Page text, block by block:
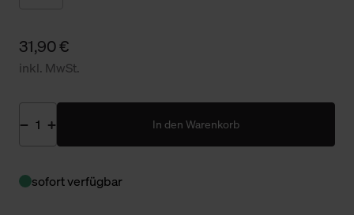
31,90 €
inkl. MwSt.
In den Warenkorb
sofort verfügbar